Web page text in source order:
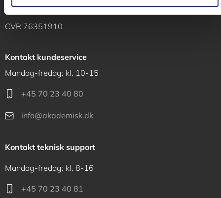
1120 København K
CVR 76351910
Kontakt kundeservice
Mandag-fredag: kl. 10-15
+45 70 23 40 80
info@akademisk.dk
Kontakt teknisk support
Mandag-fredag: kl. 8-16
+45 70 23 40 81